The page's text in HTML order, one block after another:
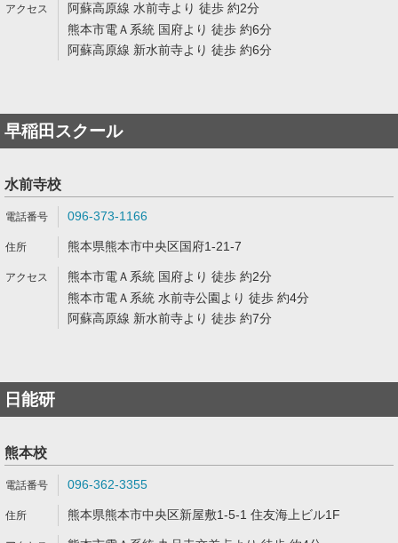
阿蘇高原線 水前寺より 徒歩 約2分
熊本市電Ａ系統 国府より 徒歩 約6分
阿蘇高原線 新水前寺より 徒歩 約6分
早稲田スクール
水前寺校
096-373-1166
熊本県熊本市中央区国府1-21-7
熊本市電Ａ系統 国府より 徒歩 約2分
熊本市電Ａ系統 水前寺公園より 徒歩 約4分
阿蘇高原線 新水前寺より 徒歩 約7分
日能研
熊本校
096-362-3355
熊本県熊本市中央区新屋敷1-5-1 住友海上ビル1F